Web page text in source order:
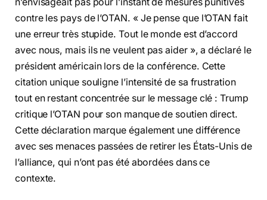
contre les pays de l’OTAN. « Je pense que l’OTAN fait
une erreur très stupide. Tout le monde est d’accord
avec nous, mais ils ne veulent pas aider », a déclaré le
président américain lors de la conférence. Cette
citation unique souligne l’intensité de sa frustration
tout en restant concentrée sur le message clé : Trump
critique l’OTAN pour son manque de soutien direct.
Cette déclaration marque également une différence
avec ses menaces passées de retirer les États-Unis de
l’alliance, qui n’ont pas été abordées dans ce
contexte.